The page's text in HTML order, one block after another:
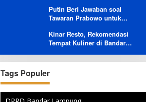
Hyundai: Gencar Promosi tapi
Buruk Layanan After-Sales
Putin Beri Jawaban soal
Tawaran Prabowo untuk
Penerbangan Langsung Rusia-
Indonesia
Kinar Resto, Rekomendasi
Tempat Kuliner di Bandar
dan Orang Tersayang
Tags Populer